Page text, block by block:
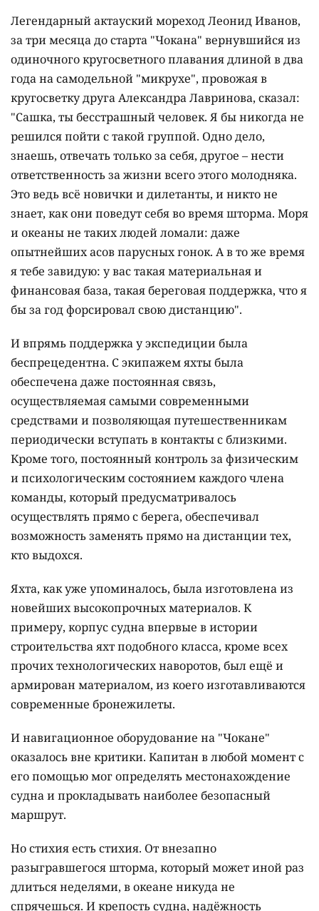
Легендарный актауский мореход Леонид Иванов,
за три месяца до старта "Чокана" вернувшийся из
одиночного кругосветного плавания длиной в два
года на самодельной "микрухе", провожая в
кругосветку друга Александра Лавринова, сказал:
"Сашка, ты бесстрашный человек. Я бы никогда не
решился пойти с такой группой. Одно дело,
знаешь, отвечать только за себя, другое – нести
ответственность за жизни всего этого молодняка.
Это ведь всё новички и дилетанты, и никто не
знает, как они поведут себя во время шторма. Моря
и океаны не таких людей ломали: даже
опытнейших асов парусных гонок. А в то же время
я тебе завидую: у вас такая материальная и
финансовая база, такая береговая поддержка, что я
бы за год форсировал свою дистанцию".
И впрямь поддержка у экспедиции была
беспрецедентна. С экипажем яхты была
обеспечена даже постоянная связь,
осуществляемая самыми современными
средствами и позволяющая путешественникам
периодически вступать в контакты с близкими.
Кроме того, постоянный контроль за физическим
и психологическим состоянием каждого члена
команды, который предусматривалось
осуществлять прямо с берега, обеспечивал
возможность заменять прямо на дистанции тех,
кто выдохся.
Яхта, как уже упоминалось, была изготовлена из
новейших высокопрочных материалов. К
примеру, корпус судна впервые в истории
строительства яхт подобного класса, кроме всех
прочих технологических наворотов, был ещё и
армирован материалом, из коего изготавливаются
современные бронежилеты.
И навигационное оборудование на "Чокане"
оказалось вне критики. Капитан в любой момент с
его помощью мог определять местонахождение
судна и прокладывать наиболее безопасный
маршрут.
Но стихия есть стихия. От внезапно
разыгравшегося шторма, который может иной раз
длиться неделями, в океане никуда не
спрячешься. И крепость судна, надёжность